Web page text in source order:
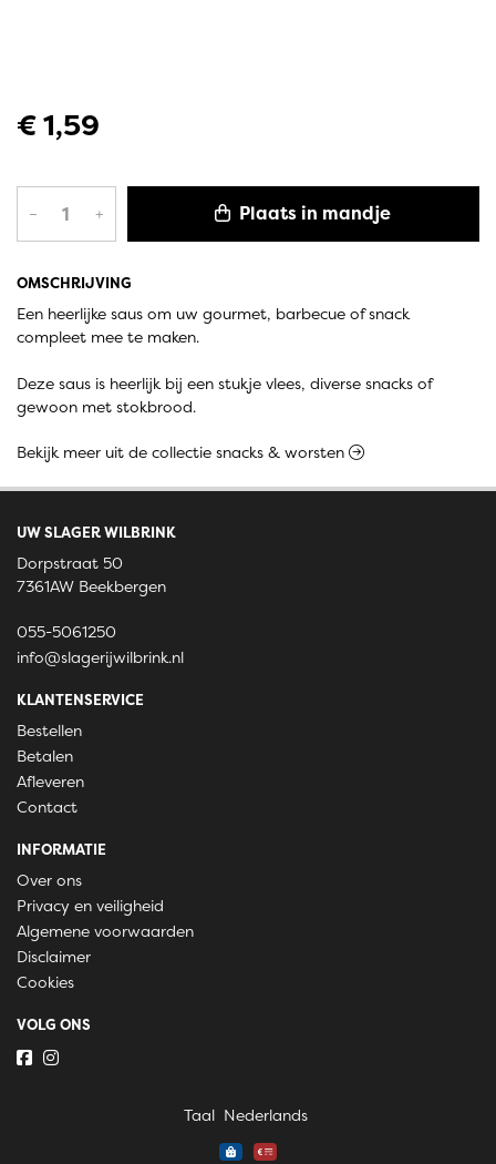
OMSCHRIJVING
Een heerlijke saus om uw gourmet, barbecue of snack
compleet mee te maken.
Deze saus is heerlijk bij een stukje vlees, diverse snacks of
gewoon met stokbrood.
€ 1,59
– + Plaats in mandje
Bekijk meer uit de collectie snacks & worsten
UW SLAGER WILBRINK
Dorpstraat 50
7361AW Beekbergen
055-5061250
info@slagerijwilbrink.nl
KLANTENSERVICE
Bestellen
Betalen
Afleveren
Contact
INFORMATIE
Over ons
Privacy en veiligheid
Algemene voorwaarden
Disclaimer
Cookies
VOLG ONS
Taal